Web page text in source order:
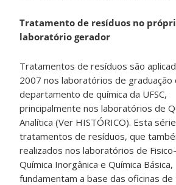
Tratamento de resíduos no
laboratório gerador
Tratamentos de resíduos são
2007 nos laboratórios de graduação
departamento de química da UFSC,
principalmente nos laboratórios de
Analítica (Ver HISTÓRICO). Esta
tratamentos de resíduos, que
realizados nos laboratórios de
Química Inorgânica e Química Básica,
fundamentam a base das oficinas